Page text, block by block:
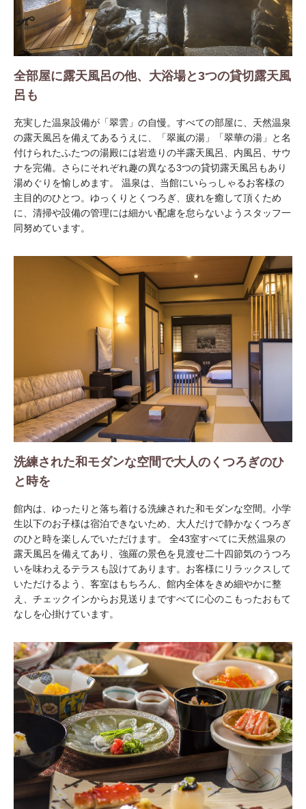
全部屋に露天風呂の他、大浴場と3つの貸切露天風
呂も
充実した温泉設備が「翠雲」の自慢。すべての部屋に、天然温泉
の露天風呂を備えてあるうえに、「翠嵐の湯」「翠華の湯」と名
付けられたふたつの湯殿には岩造りの半露天風呂、内風呂、サウ
ナを完備。さらにそれぞれ趣の異なる3つの貸切露天風呂もあり
湯めぐりを愉しめます。 温泉は、当館にいらっしゃるお客様の
主目的のひとつ。ゆっくりとくつろぎ、疲れを癒して頂くため
に、清掃や設備の管理には細かい配慮を怠らないようスタッフ一
同努めています。
洗練された和モダンな空間で大人のくつろぎのひ
と時を
館内は、ゆったりと落ち着ける洗練された和モダンな空間。小学
生以下のお子様は宿泊できないため、大人だけで静かなくつろぎ
のひと時を楽しんでいただけます。 全43室すべてに天然温泉の
露天風呂を備えてあり、強羅の景色を見渡せ二十四節気のうつろ
いを味わえるテラスも設けてあります。お客様にリラックスして
いただけるよう、客室はもちろん、館内全体をきめ細やかに整
え、チェックインからお見送りまですべてに心のこもったおもて
なしを心掛けています。